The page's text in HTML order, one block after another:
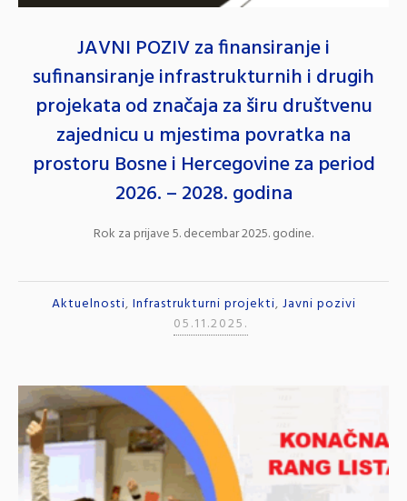
JAVNI POZIV za finansiranje i
sufinansiranje infrastrukturnih i drugih
projekata od značaja za širu društvenu
zajednicu u mjestima povratka na
prostoru Bosne i Hercegovine za period
2026. – 2028. godina
Rok za prijave 5. decembar 2025. godine.
Aktuelnosti, Infrastrukturni projekti, Javni pozivi
05.11.2025.